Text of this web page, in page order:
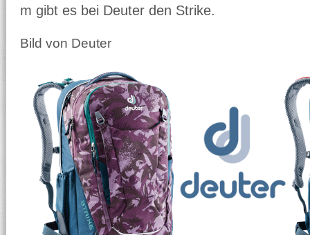
m gibt es bei Deuter den Strike.
Bild von Deuter